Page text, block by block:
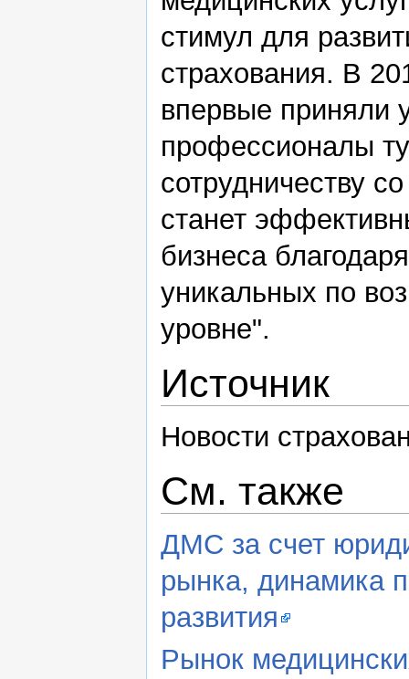
стимул для
страхования. В
впервые приняли
профессионалы
сотрудничеству
станет
бизнеса
уникальных по
уровне".
Источник
Новости
См. также
ДМС за счет
рынка, динамика
развития
Рынок